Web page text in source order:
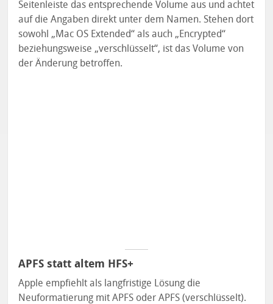
Seitenleiste das entsprechende Volume aus und achtet
auf die Angaben direkt unter dem Namen. Stehen dort
sowohl „Mac OS Extended“ als auch „Encrypted“
beziehungsweise „verschlüsselt“, ist das Volume von
der Änderung betroffen.
APFS statt altem HFS+
Apple empfiehlt als langfristige Lösung die
Neuformatierung mit APFS oder APFS (verschlüsselt).